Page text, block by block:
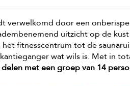
verwelkomd door een
uitzicht op de
fitnesscentrum tot de
wat wils is. Met in
met een groep van 14